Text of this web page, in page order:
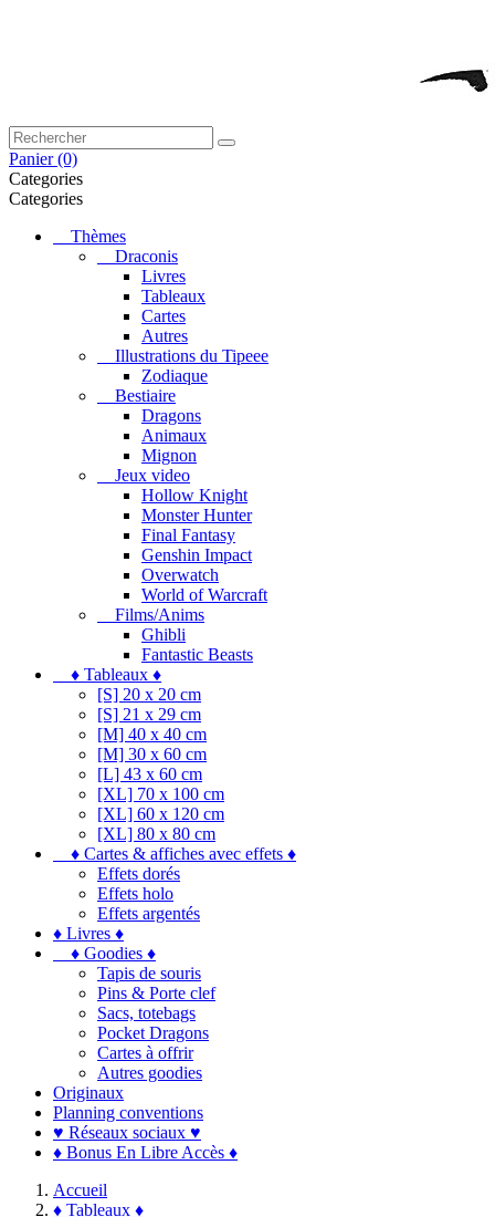
Panier (0)
Categories
Categories
Thèmes
Draconis
Livres
Tableaux
Cartes
Autres
Illustrations du Tipeee
Zodiaque
Bestiaire
Dragons
Animaux
Mignon
Jeux video
Hollow Knight
Monster Hunter
Final Fantasy
Genshin Impact
Overwatch
World of Warcraft
Films/Anims
Ghibli
Fantastic Beasts
♦ Tableaux ♦
[S] 20 x 20 cm
[S] 21 x 29 cm
[M] 40 x 40 cm
[M] 30 x 60 cm
[L] 43 x 60 cm
[XL] 70 x 100 cm
[XL] 60 x 120 cm
[XL] 80 x 80 cm
♦ Cartes & affiches avec effets ♦
Effets dorés
Effets holo
Effets argentés
♦ Livres ♦
♦ Goodies ♦
Tapis de souris
Pins & Porte clef
Sacs, totebags
Pocket Dragons
Cartes à offrir
Autres goodies
Originaux
Planning conventions
♥ Réseaux sociaux ♥
♦ Bonus En Libre Accès ♦
Accueil
♦ Tableaux ♦